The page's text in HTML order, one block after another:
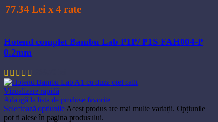
77.34 Lei x 4 rate
Hotend complet Bambu Lab P1P/ P1S FAH004-P
0.2mm
Vizualizare rapidă
Adaugă la lista de produse favorite
Selectează opțiunile Acest produs are mai multe variații. Opțiunile
pot fi alese în pagina produsului.